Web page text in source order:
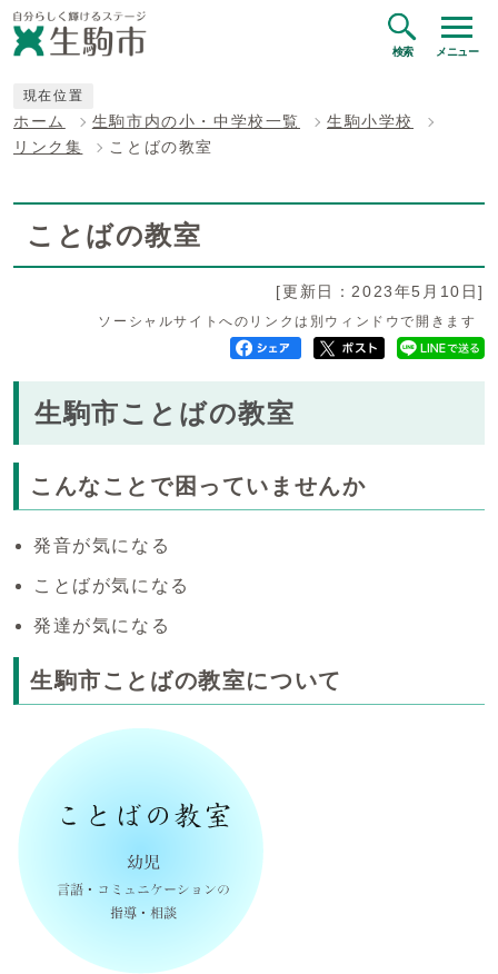
検索 メニュー
現在位置
ホーム 生駒市内の小・中学校一覧
生駒小学校
リンク集
ことばの教室
ことばの教室
[更新日：2023年5月10日]
ソーシャルサイトへのリンクは別ウィンドウで開きます
生駒市ことばの教室
こんなことで困っていませんか
発音が気になる
ことばが気になる
発達が気になる
生駒市ことばの教室について